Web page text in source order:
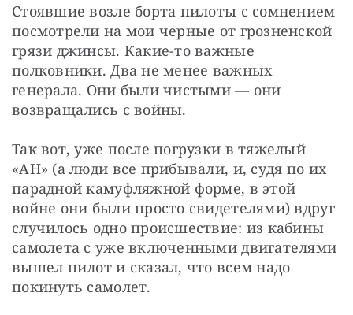
Стоявшие возле борта пилоты с сомнением
посмотрели на мои черные от грозненской
грязи джинсы. Какие-то важные
полковники. Два не менее важных
генерала. Они были чистыми — они
возвращались с войны.
Так вот, уже после погрузки в тяжелый
«АН» (а люди все прибывали, и, судя по их
парадной камуфляжной форме, в этой
войне они были просто свидетелями) вдруг
случилось одно происшествие: из кабины
самолета с уже включенными двигателями
вышел пилот и сказал, что всем надо
покинуть самолет.